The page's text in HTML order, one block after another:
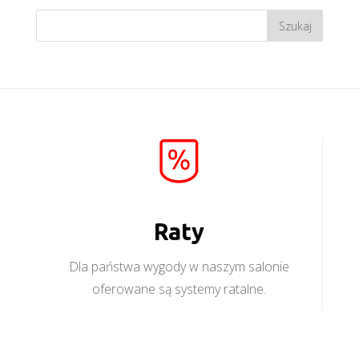
Raty
Dla państwa wygody w naszym salonie
oferowane są systemy ratalne.